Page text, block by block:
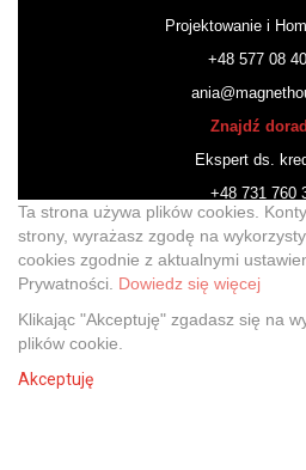
Projektowanie i
+48 577 08
Znajdź
Ekspert ds.
+48 731 760
Marcin Żuk
Ekspert ds.
+48 516 867
Ta strona używa plików cookies.
strony, wyrażasz zgodę na
cookies zgodnie z aktualnymi
Prywatności. Dowiedz się więcej
Klikając "Akceptuję" zgadasz się na
plików cookie.
Akceptuję